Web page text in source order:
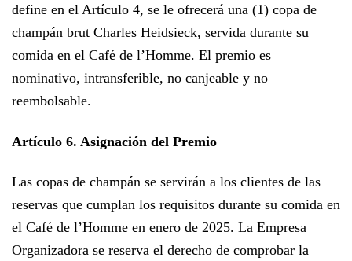
define en el Artículo 4, se le ofrecerá una (1) copa de
champán brut Charles Heidsieck, servida durante su
comida en el Café de l’Homme. El premio es
nominativo, intransferible, no canjeable y no
reembolsable.
Artículo 6. Asignación del Premio
Las copas de champán se servirán a los clientes de las
reservas que cumplan los requisitos durante su comida en
el Café de l’Homme en enero de 2025. La Empresa
Organizadora se reserva el derecho de comprobar la